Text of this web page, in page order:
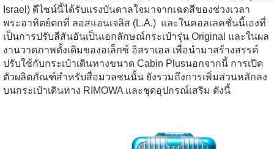
Israel) ดีไซน์นี้ได้รับแรงบันดาลใจมาจากเฉดสีของช่วงเวลา
พระอาทิตย์ตกที่ ลอสแอนเจลิส (L.A.) และในคอลเลคชั่นนี้เองที่
เป็นการปรับสีสันอันเป็นเอกลักษณ์กระเป๋ารุ่น Original และในผล
งานวาดภาพดั้งเดิมของอเล็กซ์ อิสราเอล เพื่อนำมาสร้างสรรค์
ปรับใช้กับกระเป๋าเดินทางขนาด Cabin Plusนอกจากนี้ การเปิด
ตัวผลิตภัณฑ์สำหรับสื่อมวลชนนั้น ยังรวมถึงการเพิ่มส่วนหลักลง
บนกระเป๋าเดินทาง RIMOWA และชุดอุปกรณ์เสริม ดังนี้